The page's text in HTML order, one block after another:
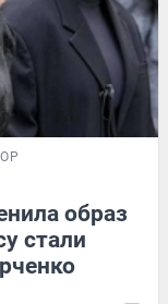
образ
стали